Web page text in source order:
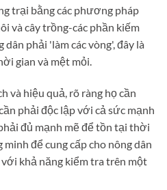
trại bằng các phương pháp
và cây trồng-các phần kiếm
phải 'làm các vòng', đây là
gian và mệt mỏi.
và hiệu quả, rõ ràng họ cần
phải độc lập với cả sức mạnh
đủ mạnh mẽ để tồn tại thời
để cung cấp cho nông dân
khả năng kiểm tra trên một